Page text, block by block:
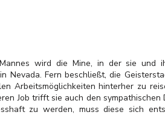
wird die Mine, in der sie und
Nevada. Fern beschließt, die
Arbeitsmöglichkeiten hinterher zu
Job trifft sie auch den
zu werden, muss diese sich